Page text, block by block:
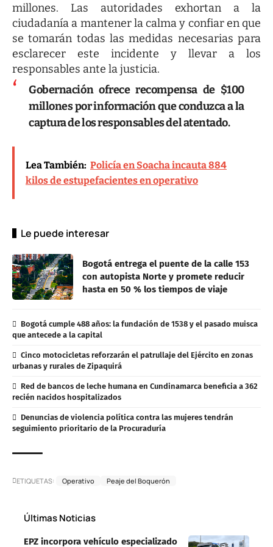
millones. Las autoridades exhortan a la
ciudadanía a mantener la calma y confiar en que
se tomarán todas las medidas necesarias para
esclarecer este incidente y llevar a los
responsables ante la justicia.
Gobernación ofrece recompensa de $100
millones por información que conduzca a la
captura de los responsables del atentado.
Lea También: Policía en Soacha incauta 884
kilos de estupefacientes en operativo
Le puede interesar
Bogotá entrega el puente de la calle 153
con autopista Norte y promete reducir
hasta en 50 % los tiempos de viaje
Bogotá cumple 488 años: la fundación de 1538 y el pasado muisca
que antecede a la capital
Cinco motocicletas reforzarán el patrullaje del Ejército en zonas
urbanas y rurales de Zipaquirá
Red de bancos de leche humana en Cundinamarca beneficia a 362
recién nacidos hospitalizados
Denuncias de violencia política contra las mujeres tendrán
seguimiento prioritario de la Procuraduría
ETIQUETAS: Operativo Peaje del Boquerón
Últimas Noticias
EPZ incorpora vehículo especializado